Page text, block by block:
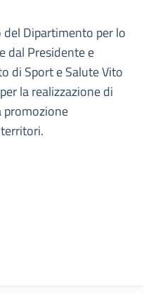
Dipartimento per lo
dal Presidente e
di Sport e Salute Vito
la realizzazione di
promozione